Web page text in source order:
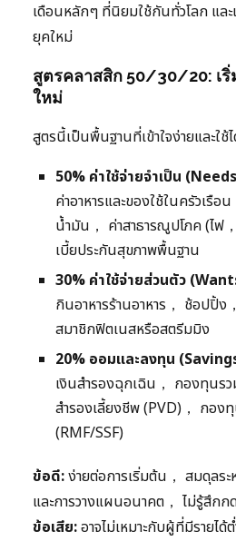
เดือนหลักๆ ที่นิยมใช้กันทั่วโลก และ
ยุคใหม่
สูตรคลาสสิก 50/30/20: เริ่
ใหม่
สูตรนี้เป็นพื้นฐานที่เข้าใจง่ายและใ
50% ค่าใช้จ่ายจำเป็น
ค่าอาหารและของใช้ในครัวเรือ
น้ำมัน， ค่าสาธารณูปโภค (ไฟ
เบี้ยประกันสุขภาพพื้นฐาน
30% ค่าใช้จ่ายส่วนตัว
กินอาหารร้านอาหาร， ช้อปปิ้ง
สมาชิกฟิตเนสหรือสตรีมมิง
20% ออมและลงทุน
เงินสำรองฉุกเฉิน， กองทุนร
สำรองเลี้ยงชีพ (PVD)， กอง
(RMF/SSF)
ข้อดี:ง่ายต่อการเริ่มต้น， สมดุลร
และการวางแผนอนาคต， ไม่รู้สึก
ข้อเสีย:อาจไม่เหมาะกับผู้ที่มีรายไ